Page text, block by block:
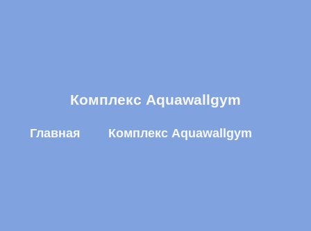
Комплекс Aquawallgym
Главная Комплекс Aquawallgym